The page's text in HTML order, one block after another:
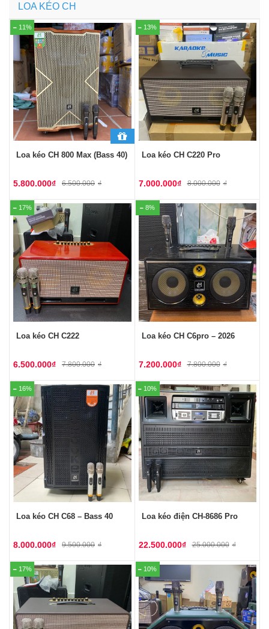
LOA KÉO CH
11%
Loa kéo CH 800 Max (Bass 40)
6.500.000 ₫
5.800.000₫
13%
Loa kéo CH C220 Pro
8.000.000 ₫
7.000.000₫
17%
Loa kéo CH C222
7.800.000 ₫
6.500.000₫
8%
Loa kéo CH C6pro – 2026
7.800.000 ₫
7.200.000₫
16%
Loa kéo CH C68 – Bass 40
9.500.000 ₫
8.000.000₫
10%
Loa kéo điện CH-8686 Pro
25.000.000 ₫
22.500.000₫
17% 10%